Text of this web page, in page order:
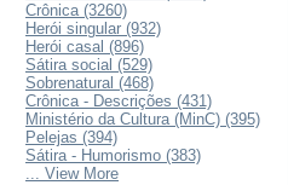
Crônica (3260)
Herói singular (932)
Herói casal (896)
Sátira social (529)
Sobrenatural (468)
Crônica - Descrições (431)
Ministério da Cultura (MinC) (395)
Pelejas (394)
Sátira - Humorismo (383)
... View More